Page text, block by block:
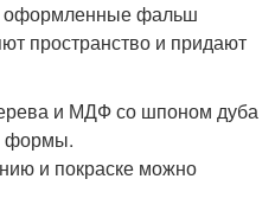
оформленные фальш
пространство и придают
и МДФ со шпоном дуба
формы.
и покраске можно